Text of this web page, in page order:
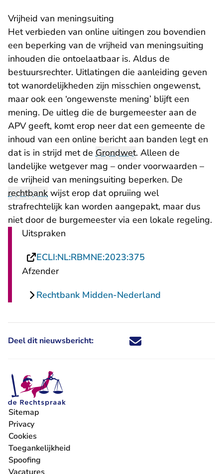
Vrijheid van meningsuiting
Het verbieden van online uitingen zou bovendien
een beperking van de vrijheid van meningsuiting
inhouden die ontoelaatbaar is. Aldus de
bestuursrechter. Uitlatingen die aanleiding geven
tot wanordelijkheden zijn misschien ongewenst,
maar ook een ‘ongewenste mening’ blijft een
mening. De uitleg die de burgemeester aan de
APV geeft, komt erop neer dat een gemeente de
inhoud van een online bericht aan banden legt en
dat is in strijd met de Grondwet. Alleen de
landelijke wetgever mag – onder voorwaarden –
de vrijheid van meningsuiting beperken. De
rechtbank wijst erop dat opruiing wel
strafrechtelijk kan worden aangepakt, maar dus
niet door de burgemeester via een lokale regeling.
Uitspraken
ECLI:NL:RBMNE:2023:375
Afzender
Rechtbank Midden-Nederland
Deel dit nieuwsbericht: Deel dit nieuwsbericht via X -
Deel dit nieuwsbericht via
Deel dit nieuwsbericht
Deel dit
Sitemap
Privacy
Cookies
Toegankelijkheid
Spoofing